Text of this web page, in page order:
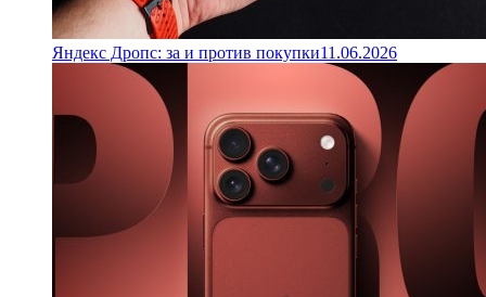
Яндекс Дропс: за и против покупки11.06.2026